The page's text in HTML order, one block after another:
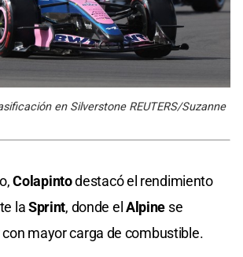
en Silverstone REUTERS/Suzanne
Colapintodestacó el rendimiento
laSprint, donde el Alpine se
mayor carga de combustible.